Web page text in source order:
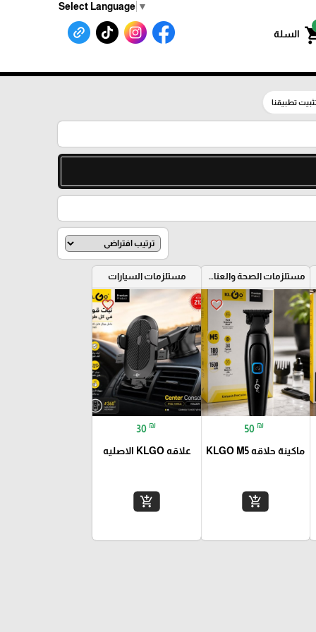
Select Language ▼
السلة
تطبيقنا
مستلزمات الصحة والعناية الشخصية
favorite_border
50 ₪
ماكينة حلاقه KLGO M5
add_shopping_cart
مستلزمات السيارات
favorite_border
30 ₪
علاقه KLGO الاصليه
add_shopping_cart